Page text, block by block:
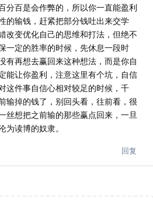
分百是会作弊的，所以你一直能盈利
的输钱，赶紧把部分钱吐出来交学
改变优化自己的思维和打法，但绝不
一定的胜率的时候，先休息一段时
有再想去赢回来这种想法，而是你自
能让你盈利，注意这里有个坑，自信
这件事自信心相对较足的时候，千
输掉的钱了，别回头看，往前看，很
丝想把之前输的那些赢点回来，一旦
读博的奴隶。
回复